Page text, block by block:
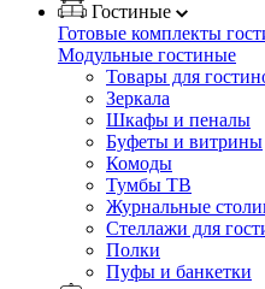
Гостиные
Готовые комплекты
Модульные гостиные
Товары для
Зеркала
Шкафы и пеналы
Буфеты и витрины
Комоды
Тумбы ТВ
Журнальные
Стеллажи для
Полки
Пуфы и банкетки